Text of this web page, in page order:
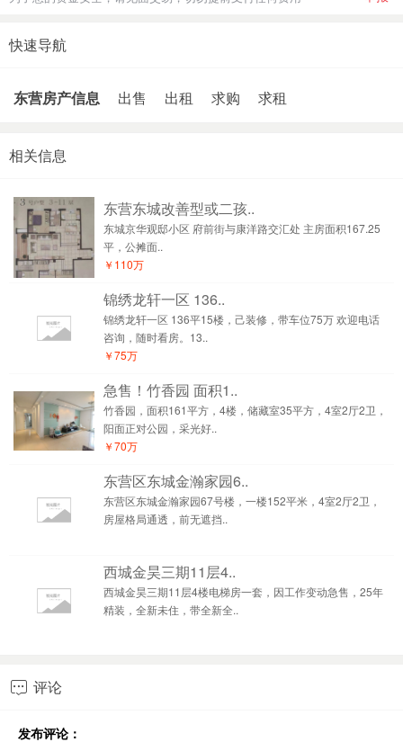
快速导航
东营房产信息 出售 出租 求购 求租
相关信息
东营东城改善型或二孩..
东城京华观邸小区 府前街与康洋路交汇处 主房面积167.25
平，公摊面..
￥110万
锦绣龙轩一区 136..
锦绣龙轩一区 136平15楼，己装修，带车位75万 欢迎电话
咨询，随时看房。13..
￥75万
急售！竹香园 面积1..
竹香园，面积161平方，4楼，储藏室35平方，4室2厅2卫，
阳面正对公园，采光好..
￥70万
东营区东城金瀚家园6..
东营区东城金瀚家园67号楼，一楼152平米，4室2厅2卫，
房屋格局通透，前无遮挡..
西城金昊三期11层4..
西城金昊三期11层4楼电梯房一套，因工作变动急售，25年
精装，全新未住，带全新全..
 评论
发布评论：